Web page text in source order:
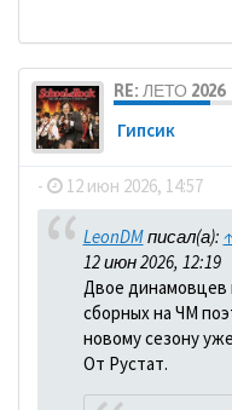
RE: ЛЕТО 2026
Гипсик
- 12 июн 2026, 14:57
LeonDMписал(а):
12 июн 2026, 12:19
Двое динамовцев
сборных на ЧМ
новому сезону
От Рустат.